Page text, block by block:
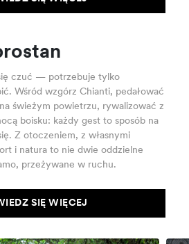
czuć — potrzebuje tylko
Wśród wzgórz Chianti, pedałować
świeżym powietrzu, rywalizować z
boisku: każdy gest to sposób na
Z otoczeniem, z własnymi
i natura to nie dwie oddzielne
przeżywane w ruchu.
SIĘ WIĘCEJ